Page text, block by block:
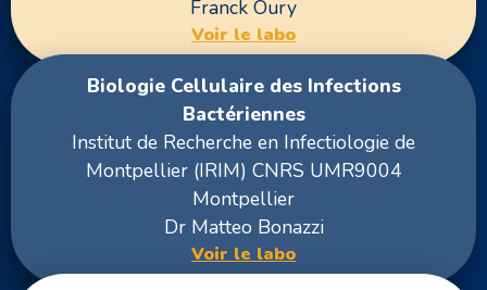
Franck Oury
Voir le labo
Biologie Cellulaire des Infections
Bactériennes
Institut de Recherche en Infectiologie de
Montpellier (IRIM) CNRS UMR9004
Montpellier
Dr Matteo Bonazzi
Voir le labo